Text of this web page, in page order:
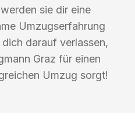
sie dir eine
Umzugserfahrung
darauf verlassen,
Graz für einen
Umzug sorgt!